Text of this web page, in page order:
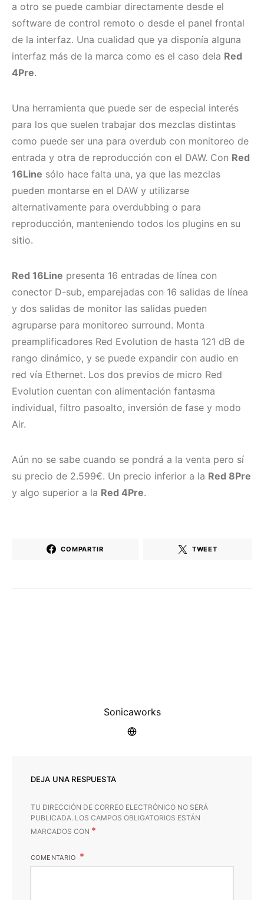
a otro se puede cambiar directamente desde el
software de control remoto o desde el panel frontal
de la interfaz. Una cualidad que ya disponía alguna
interfaz más de la marca como es el caso dela Red
4Pre.
Una herramienta que puede ser de especial interés
para los que suelen trabajar dos mezclas distintas
como puede ser una para overdub con monitoreo de
entrada y otra de reproducción con el DAW. Con Red
16Line sólo hace falta una, ya que las mezclas
pueden montarse en el DAW y utilizarse
alternativamente para overdubbing o para
reproducción, manteniendo todos los plugins en su
sitio.
Red 16Line presenta 16 entradas de línea con
conector D-sub, emparejadas con 16 salidas de línea
y dos salidas de monitor las salidas pueden
agruparse para monitoreo surround. Monta
preamplificadores Red Evolution de hasta 121 dB de
rango dinámico, y se puede expandir con audio en
red vía Ethernet. Los dos previos de micro Red
Evolution cuentan con alimentación fantasma
individual, filtro pasoalto, inversión de fase y modo
Air.
Aún no se sabe cuando se pondrá a la venta pero sí
su precio de 2.599€. Un precio inferior a la Red 8Pre
y algo superior a la Red 4Pre.
COMPARTIR TWEET
Sonicaworks
DEJA UNA RESPUESTA
TU DIRECCIÓN DE CORREO ELECTRÓNICO NO SERÁ
PUBLICADA. LOS CAMPOS OBLIGATORIOS ESTÁN
MARCADOS CON *
COMENTARIO